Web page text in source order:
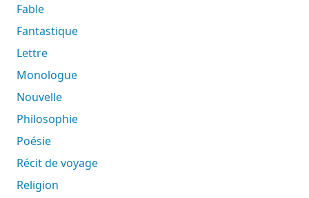
Fable
Fantastique
Lettre
Monologue
Nouvelle
Philosophie
Poésie
Récit de voyage
Religion